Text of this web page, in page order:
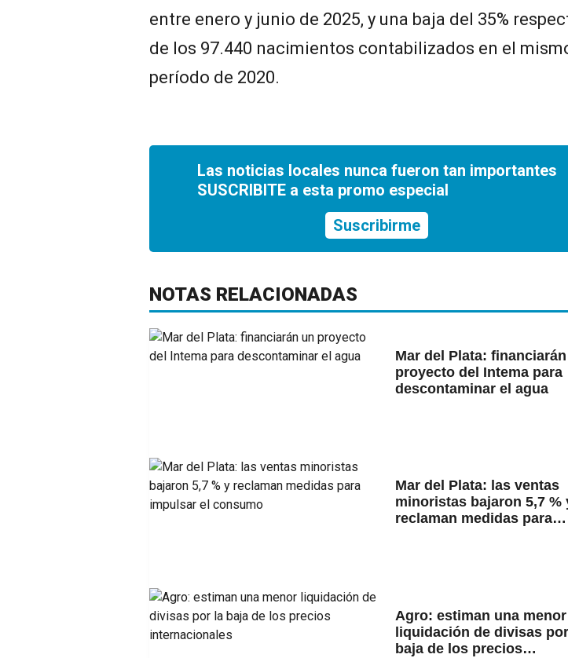
entre enero y junio de 2025, y una baja del 35%
de los 97.440 nacimientos contabilizados en el
período de 2020.
Las noticias locales nunca fueron tan importantes
SUSCRIBITE a esta promo especial
Suscribirme
NOTAS RELACIONADAS
Mar del Plata:
proyecto del Intema para
descontaminar el agua
Mar del Plata: las ventas
minoristas bajaron 5,7 %
reclaman medidas para
Agro: estiman una menor
liquidación de divisas
baja de los precios